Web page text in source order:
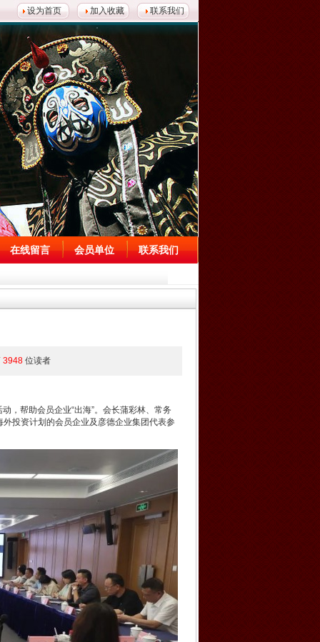
设为首页 加入收藏 联系我们
在线留言 会员单位 联系我们
3948位读者
，帮助会员企业“出海”。会长蒲彩林、常务
投资计划的会员企业及彦德企业集团代表参